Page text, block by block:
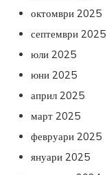
октомври 2025
септември 2025
юли 2025
юни 2025
април 2025
март 2025
февруари 2025
януари 2025